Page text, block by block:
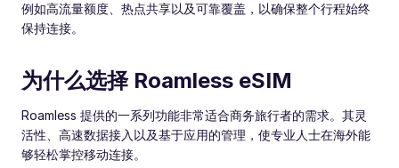
例如高流量额度、热点共享以及可靠覆盖，以确保整个行程始终
保持连接。
为什么选择 Roamless eSIM
Roamless 提供的一系列功能非常适合商务旅行者的需求。其灵
活性、高速数据接入以及基于应用的管理，使专业人士在海外能
够轻松掌控移动连接。